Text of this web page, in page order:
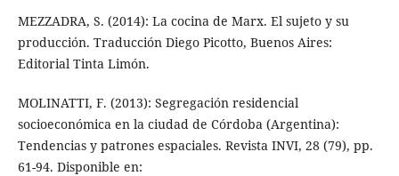
MEZZADRA, S. (2014): La cocina de Marx. El sujeto y su
producción. Traducción Diego Picotto, Buenos Aires:
Editorial Tinta Limón.
MOLINATTI, F. (2013): Segregación residencial
socioeconómica en la ciudad de Córdoba (Argentina):
Tendencias y patrones espaciales. Revista INVI, 28 (79), pp.
61-94. Disponible en: